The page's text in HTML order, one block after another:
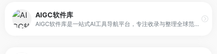
AIGC软件库
AIGC软件库是一站式AI工具导航平台，专注收录与整理全球范围内的AIGC软件与人工智能应用。平台通过分类体系与标签结构对工具进行归档，并提供基础介绍与功能说明，便于用户查找与对比。